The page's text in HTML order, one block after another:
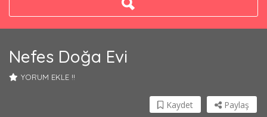
Nefes Doğa Evi
YORUM EKLE !!
Paylaş
Kaydet